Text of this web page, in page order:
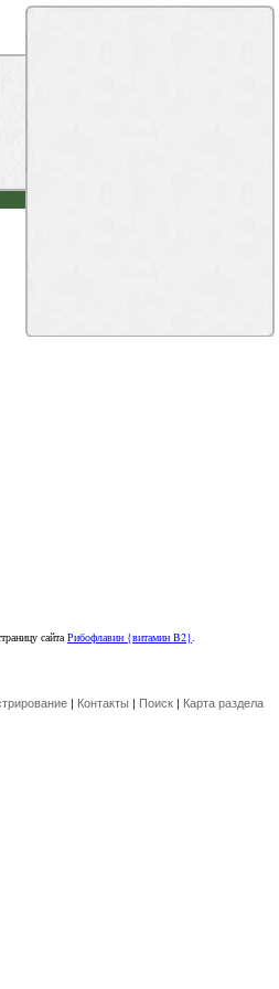
сайтаРибофлавин {витамин B2}.
| Контакты | Поиск | Карта раздела